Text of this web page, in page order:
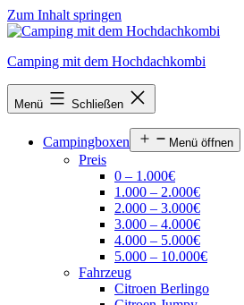
Zum Inhalt springen
Camping mit dem Hochdachkombi
Menü Schließen
Campingboxen Menü öffnen
Preis
0 – 1.000€
1.000 – 2.000€
2.000 – 3.000€
3.000 – 4.000€
4.000 – 5.000€
5.000 – 10.000€
Fahrzeug
Citroen Berlingo